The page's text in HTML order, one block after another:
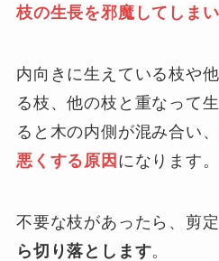
枝の生長を邪魔してしま
内向きに生えている枝や
る枝、他の枝と重なって
ると木の内側が混み合い、
悪くする原因 になります。
不要な枝があったら、剪
ら切り落とします。